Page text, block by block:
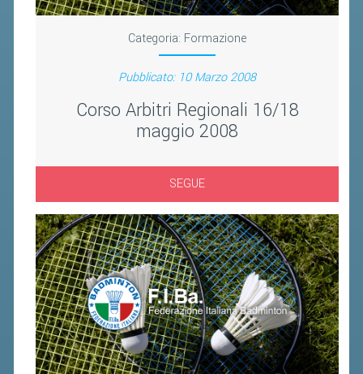
Categoria: Formazione
Pubblicato: 10 Marzo 2008
Corso Arbitri Regionali 16/18
maggio 2008
SEGUE
BANDI DI GARA E CONTRATTI
WHISTLEBLOWING
SPORTELLO FISCALE
NOVITÀ FISCALI
MODULISTICA
DOCUMENTI E APPROFONDIMENTI
AIRBADMINTON
TAPPE REGIONALI AIRBADMINTON
PICKLEBALL